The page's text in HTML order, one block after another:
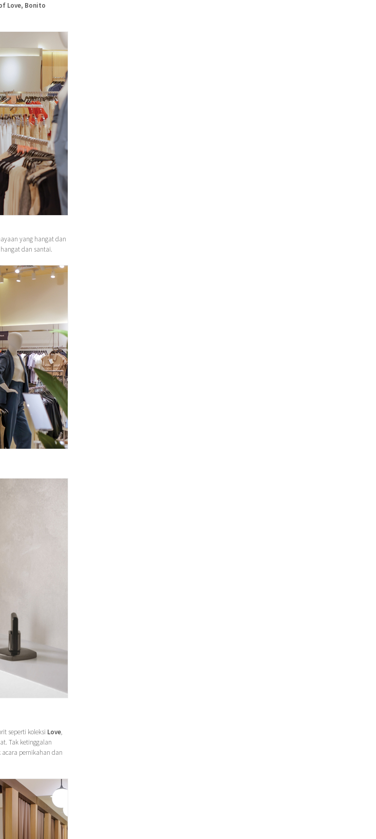
Love, Bonito
yang hangat dan
dan santai.
seperti koleksi Love,
Tak ketinggalan
pernikahan dan